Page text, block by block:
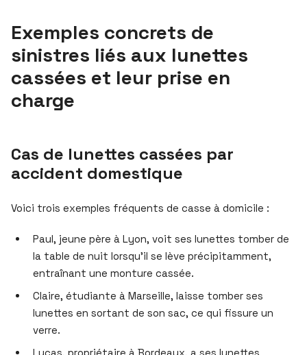
Exemples concrets de
sinistres liés aux lunettes
cassées et leur prise en
charge
Cas de lunettes cassées par
accident domestique
Voici trois exemples fréquents de casse à domicile :
Paul, jeune père à Lyon, voit ses lunettes tomber de
la table de nuit lorsqu’il se lève précipitamment,
entraînant une monture cassée.
Claire, étudiante à Marseille, laisse tomber ses
lunettes en sortant de son sac, ce qui fissure un
verre.